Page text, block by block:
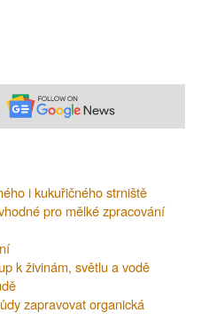
i kukuřičného strniště
pro mělké zpracování
k živinám, světlu a vodě
zapravovat organická